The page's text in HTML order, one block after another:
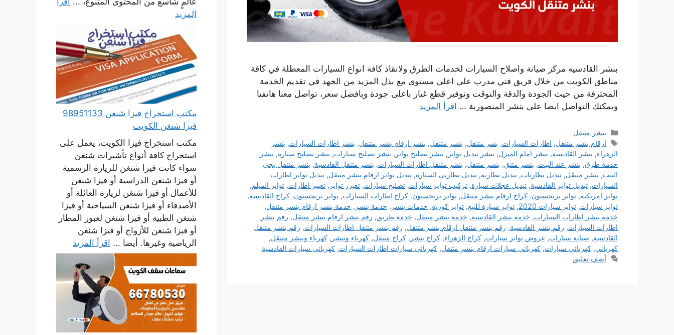
بنشر القادسية مركز صيانة واصلاح السيارات لخدمات الطرق ولانقاذ كافة انواع السيارات المعطلة في كافة
مناطق الكويت من خلال فريق فني مدرب على اعلى مستوى مع بذل المزيد من الجهد في تقديم الخدمة
المحترفة من حيث الجودة والدقة والتوقت وتوفير قطع غيار باعلى جودة وبافضل سعر، تواصل معنا هاتفيا
ويمكنك التواصل ايضا على بنشر المنصورية … اقرأ المزيد
التصنيفات
بنشر متنقل
الوسوم
ارقام بنشر متنقل, اطارات السيارات, بشر متنقل, بنسر متنقل, بنشر ارقام بنشر متنقل, بنشر اطارات السيارات, بنشر
الزهراء, بنشر القادسية, بنشر امام المنزل, بنشر تبديل تواير , بنشر تصليح تواير , بنشر تصليح سيارات, بنشر تصليح سيارة, بنشر
خدمة طرق, بنشر عند البيت, بنشر متنق, بنشر متنقل, بنشر متنقل اطارات السيارات, بنشر متنقل القادسية, بنشر متنقل يجي
البيت, بنشر منتقل, تبديل بطاريات, تبديل بطارية, تبديل بطاريى السيارة, تبديل تواير ارقام بنشر متنقل, تبديل تواير اطارات
السيارات, تبديل تواير القادسية, تبديل عجلات سيارة, تركيب تواير سيارات, تصليح سيارات, تغيرر تواير , تغيير اطارات, تواير الميلم,
تواير امريكية, تواير بريجستون. كراج ارقام بنشر متنقل, تواير بريجستون. كراج اطارات السيارات, تواير بريجستون. كراج القادسية,
تواير سيارات, تواير سيارات 2020 , تواير سيارة للبيع, تواير كورية, خدمات بنشر , خدمة بنشر , خدمة بنشر ارقام بنشر متنقل,
خدمة بنشر اطارات السيارات, خدمة بنشر القادسية, خدمة بنشر متنقل, خدمة طريق, رقم بنشر ارقام بنشر متنقل, رقم بنشر
اطارات السيارات, رقم بنشر القادسية, رقم بنشر متنقل ارقام بنشر متنقل, رقم بنشر متنقل اطارات السيارات, رقم بنشر متنقل
القادسية, صيانة سيارات, عروض تواير سيارات, كراج الزهراء, كراج بنشر , كراج متنقل, كهرباء وبنشر , كهرباء وبنشر متنقل,
كهربائي, كهربائي سيارات, كهربائي سيارات ارقام بنشر متنقل, كهربائي سيارات اطارات السيارات, كهربائي سيارات القادسية
أضف تعليق
المزيد
مكتب استخراج فيزا شنغن 98951133
فيزا شنغن الكويت
مكتب استخراج فيزا الكويت، يعمل على
استخراج كافة أنواع تأشيرات شنغن
سواء كانت فيزا شنغن للزيارة الرسمية
أو فيزا شنغن الدراسية أو فيزا شنغن
للأعمال أو فيزا شنغن لزيارة العائلة أو
الأصدقاء أو فيزا شنغن السياحية أو فيزا
شنغن الطبية أو فيزا شنغن لعبور المطار
أو فيزا شنغن للأزواج أو فيزا شنغن
الرياضية وغيرها. أيضا ... اقرأ المزيد